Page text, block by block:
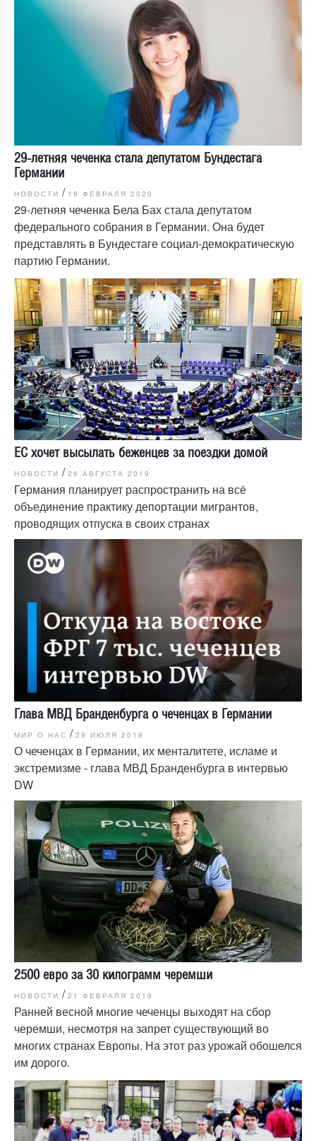
29-летняя чеченка стала депутатом Бундестага
Германии
НОВОСТИ / 19 ФЕВРАЛЯ 2020
29-летняя чеченка Бела Бах стала депутатом
федерального собрания в Германии. Она будет
представлять в Бундестаге социал-демократическую
партию Германии.
ЕС хочет высылать беженцев за поездки домой
НОВОСТИ / 26 АВГУСТА 2019
Германия планирует распространить на всё
объединение практику депортации мигрантов,
проводящих отпуска в своих странах
Глава МВД Бранденбурга о чеченцах в Германии
МИР О НАС / 29 ИЮЛЯ 2019
О чеченцах в Германии, их менталитете, исламе и
экстремизме - глава МВД Бранденбурга в интервью
DW
2500 евро за 30 килограмм черемши
НОВОСТИ / 21 ФЕВРАЛЯ 2019
Ранней весной многие чеченцы выходят на сбор
черемши, несмотря на запрет существующий во
многих странах Европы. На этот раз урожай обошелся
им дорого.